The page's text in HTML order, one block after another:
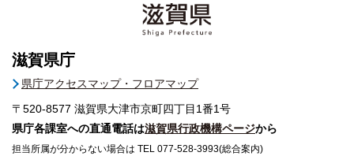
滋賀県庁
県庁アクセスマップ・フロアマップ
〒520-8577 滋賀県大津市京町四丁目1番1号
県庁各課室への直通電話は滋賀県行政機構ページから
担当所属が分からない場合は TEL 077-528-3993(総合案内)